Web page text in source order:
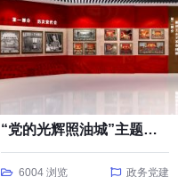
“党的光辉照油城”主题线上云展览
6004 浏览 政务党建